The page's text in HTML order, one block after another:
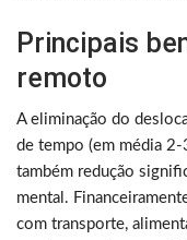
Principais
remoto
A eliminação do
de tempo (em média 2-
também redução
mental.
com transporte,